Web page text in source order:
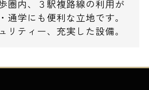
圏内、３駅複路線の利用が
通学にも便利な立地です。
リティー、充実した設備。